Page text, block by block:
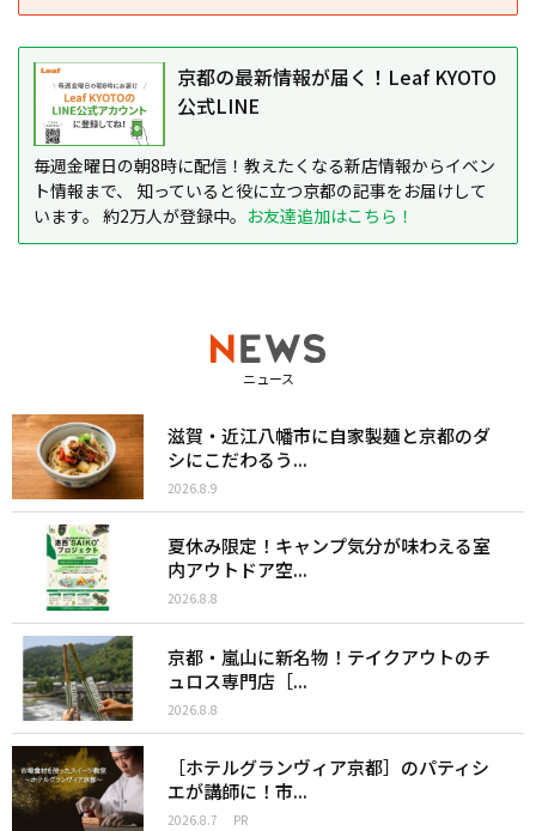
京都の最新情報が届く！Leaf KYOTO
公式LINE
毎週金曜日の朝8時に配信！教えたくなる新店情報からイベン
ト情報まで、 知っていると役に立つ京都の記事をお届けして
います。 約2万人が登録中。 お友達追加はこちら！
ニュース
滋賀・近江八幡市に自家製麺と京都のダ
シにこだわるう...
2026.8.9
夏休み限定！キャンプ気分が味わえる室
内アウトドア空...
2026.8.8
京都・嵐山に新名物！テイクアウトのチ
ュロス専門店［...
2026.8.8
［ホテルグランヴィア京都］のパティシ
エが講師に！市...
2026.8.7 PR